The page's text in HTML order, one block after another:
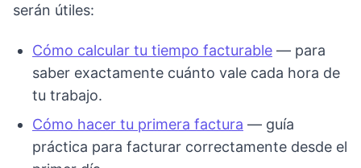
serán útiles:
Cómo calcular tu tiempo facturable — para
saber exactamente cuánto vale cada hora de
tu trabajo.
Cómo hacer tu primera factura — guía
práctica para facturar correctamente desde el